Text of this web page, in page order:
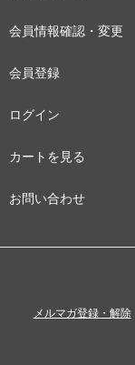
会員情報確認・変更
会員登録
ログイン
カートを見る
お問い合わせ
メルマガ登録・解除